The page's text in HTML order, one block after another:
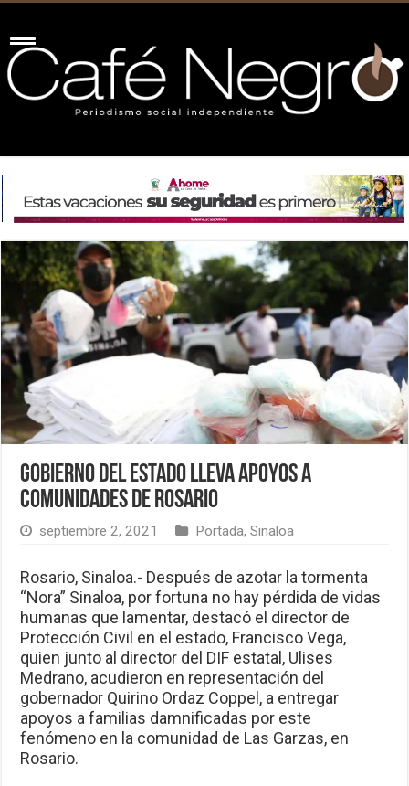
Gobierno del Estado lleva apoyos a
comunidades de Rosario
septiembre 2, 2021 Portada,Sinaloa
Rosario, Sinaloa.- Después de azotar la tormenta
“Nora” Sinaloa, por fortuna no hay pérdida de vidas
humanas que lamentar, destacó el director de
Protección Civil en el estado, Francisco Vega,
quien junto al director del DIF estatal, Ulises
Medrano, acudieron en representación del
gobernador Quirino Ordaz Coppel, a entregar
apoyos a familias damnificadas por este
fenómeno en la comunidad de Las Garzas, en
Rosario.